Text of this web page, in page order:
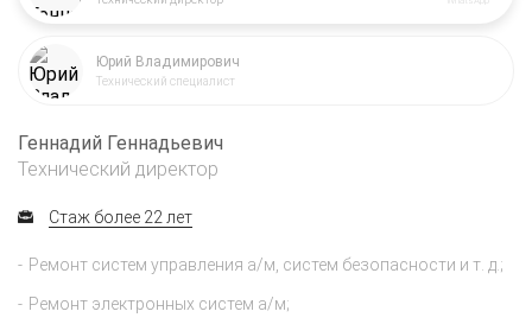
Юрий Владимирович
Технический специалист
Геннадий Геннадьевич
Технический директор
Стаж более 22 лет
Ремонт систем управления а/м, систем безопасности и т. д.;
Ремонт электронных систем а/м;